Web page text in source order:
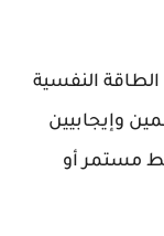
النفسية
وإيجابيين
مستمر أو